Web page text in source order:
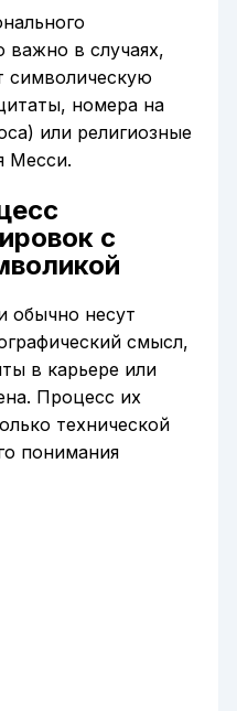
важно в случаях,
символическую
номера на
или религиозные
Месси.
с
обычно несут
смысл,
в карьере или
Процесс их
технической
понимания